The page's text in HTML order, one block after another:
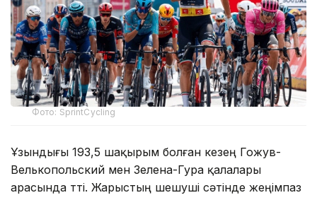
Фото: SprintCycling
Ұзындығы 193,5 шақырым болған кезең Гожув-
Велькопольский мен Зелена-Гура қалалары
арасында өтті. Жарыстың шешуші сәтінде жеңімпаз